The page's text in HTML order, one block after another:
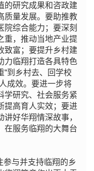
的研究成果和咨政建
质量发展。要助推教
院综合能力；要深刻
重，推动当地产业提
致富；要提升乡村建
力临翔打造各具特色
“到乡村去、回学校
成效。要进一步将
学研究、社会服务紧
提高育人实效；要进
好华翔情深故事，
在服务临翔的大舞台
与并支持临翔的乡